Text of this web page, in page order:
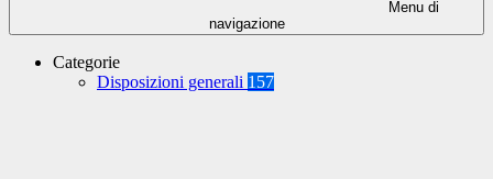
Menu di
navigazione
Categorie
Disposizioni generali 157